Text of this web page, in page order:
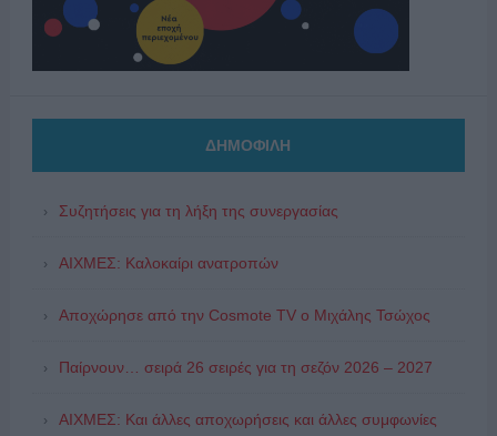
ΔΗΜΟΦΙΛΗ
Συζητήσεις για τη λήξη της συνεργασίας
ΑΙΧΜΕΣ: Καλοκαίρι ανατροπών
Αποχώρησε από την Cosmote TV o Μιχάλης Τσώχος
Παίρνουν… σειρά 26 σειρές για τη σεζόν 2026 – 2027
ΑΙΧΜΕΣ: Και άλλες αποχωρήσεις και άλλες συμφωνίες